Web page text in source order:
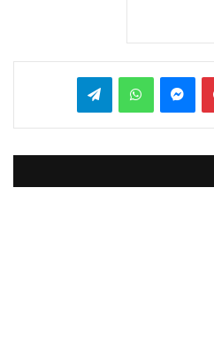
بينتيريست واتساب